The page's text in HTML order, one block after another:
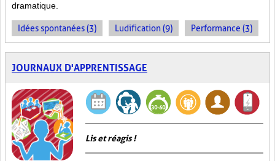
dramatique.
Idées spontanées (3) Ludification (9) Performance (3)
JOURNAUX D'APPRENTISSAGE
Lis et réagis !